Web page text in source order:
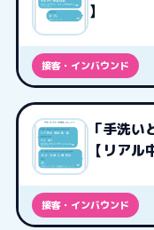
】
接客・インバウンド
「手洗い
【リアル
接客・インバウンド